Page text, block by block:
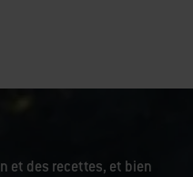
et des recettes, et bien